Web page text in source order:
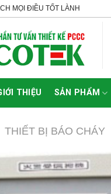
MỌI ĐIỀU TỐT LÀNH
THIỆU SẢN PHẨM
THIẾT BỊ BÁO CHÁY